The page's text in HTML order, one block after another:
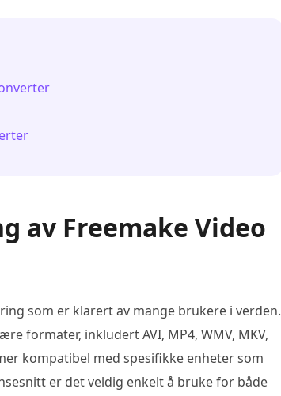
av Freemake Video
som er klarert av mange brukere i verden.
formater, inkludert AVI, MP4, WMV, MKV,
kompatibel med spesifikke enheter som
er det veldig enkelt å bruke for både